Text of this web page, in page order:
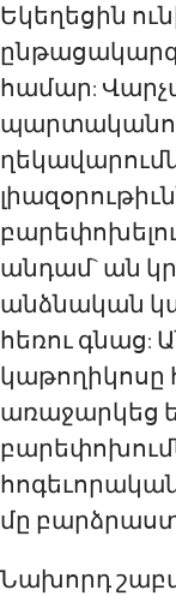
Եկեղեցին
համար:
ղեկավարումն
անդամ` ան
անձնական
հեռու գնաց:
կաթողիկոսը
առաջարկեց
մը
Նախորդ